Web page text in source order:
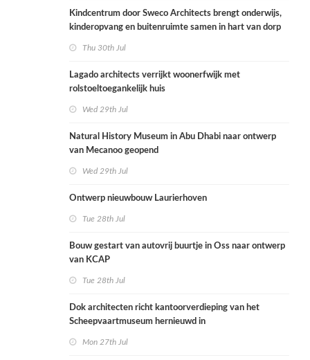
Kindcentrum door Sweco Architects brengt onderwijs,
kinderopvang en buitenruimte samen in hart van dorp
Thu 30th Jul
Lagado architects verrijkt woonerfwijk met
rolstoeltoegankelijk huis
Wed 29th Jul
Natural History Museum in Abu Dhabi naar ontwerp
van Mecanoo geopend
Wed 29th Jul
Ontwerp nieuwbouw Laurierhoven
Tue 28th Jul
Bouw gestart van autovrij buurtje in Oss naar ontwerp
van KCAP
Tue 28th Jul
Dok architecten richt kantoorverdieping van het
Scheepvaartmuseum hernieuwd in
Mon 27th Jul